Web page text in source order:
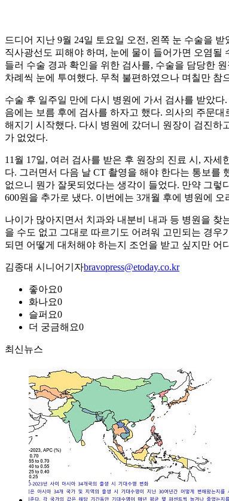
드디어 지난 9월 24일 토요일 오전, 왼쪽 눈 수술을
직사광선도 피해야 하며, 눈에 물이 들어가면 오염될
들러 수술 경과 확인을 위한 검사를, 수술을 담당한
차례씩 눈에 투여했다. 무척 불편하였으나 며칠만
수술 후 일주일 만에 다시 병원에 가서 검사를 받았
음에는 보름 후에 검사를 하자고 했다. 의사의 주문
해지기 시작했다. 다시 병원에 갔더니 원장이 검진하
가 없었다.
11월 17일, 여러 검사를 받은 후 원장의 진료 시, 자
다. 그러면서 다음 날 CT 촬영을 해야 한다는 통보를
없으니 뭔가 잘못되었다는 생각이 들었다. 만약 그
600원을 추가로 냈다. 이번에는 3개월 후에 병원에
나이가 많아지면서 치과와 내분비 내과 등 병원을
을 수도 없고 그대로 따르기도 어려워 고민되는 경
되면 어떻게 대처해야 하는지 조언을 받고 싶지만 어
김종대 시니어기자bravopress@etoday.co.kr
좋아요0
화나요0
슬퍼요0
더 궁금해요0
최신뉴스